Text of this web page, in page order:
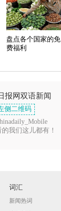
盘点各个国家的免
费福利
报网双语新闻
侧二维码
我们这儿都有！
词汇
新闻热词